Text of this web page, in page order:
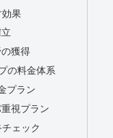
果
獲得
の料金体系
プラン
視プラン
ェック